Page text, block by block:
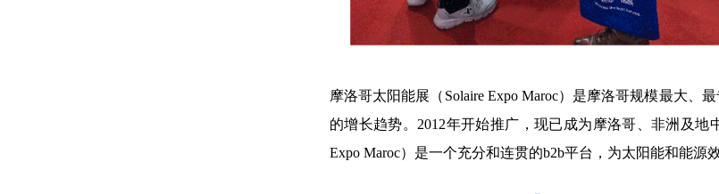
摩洛哥太阳能展（Solaire Expo Maroc）是摩洛哥规模最大、
的增长趋势。2012年开始推广，现已成为摩洛哥、非洲及
Expo Maroc）是一个充分和连贯的b2b平台，为太阳能和能源